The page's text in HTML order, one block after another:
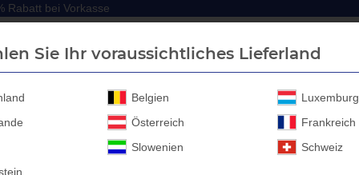
Rabatt bei Vorkasse
Rabatt bei Vorkasse
Sie Ihr voraussichtliches Lieferland
Belgien
Luxemburg
Österreich
Frankreich
Slowenien
Schweiz